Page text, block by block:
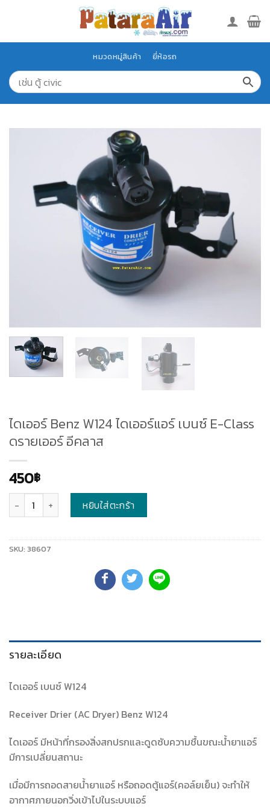
หมวดหมู่สินค้า ยี่ห้อรถ
ไดเออร์ Benz W124 ไดเออร์แอร์ เบนซ์ E-Class
ดรายเออร์ อีคลาส
450฿
หยิบใส่ตะกร้า
SKU: 38607
รายละเอียด
ไดเออร์ เบนซ์ W124
Receiver Drier (AC Dryer) Benz W124
ไดเออร์ มีหน้าที่กรองสิ่งสกปรกและดูดซับความชื้นขณะน้ำยาแอร์
มีการเปลี่ยนสถานะ
เมื่อมีการถอดสายน้ำยาแอร์ หรือถอดตู้แอร์(คอล์ยเย็น) จะทำให้
อากาศภายนอกวิ่งเข้าไปในระบบแอร์